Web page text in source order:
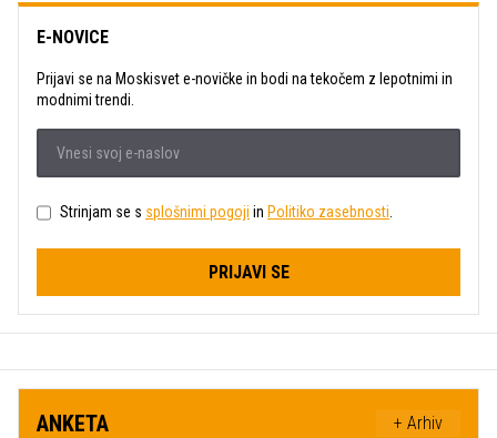
E-NOVICE
Prijavi se na Moskisvet e-novičke in bodi na tekočem z lepotnimi in
modnimi trendi.
Strinjam se s splošnimi pogoji in Politiko zasebnosti
PRIJAVI SE
ANKETA + Arhiv